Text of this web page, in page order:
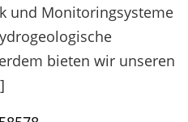
und Monitoringsysteme
bieten wir unseren